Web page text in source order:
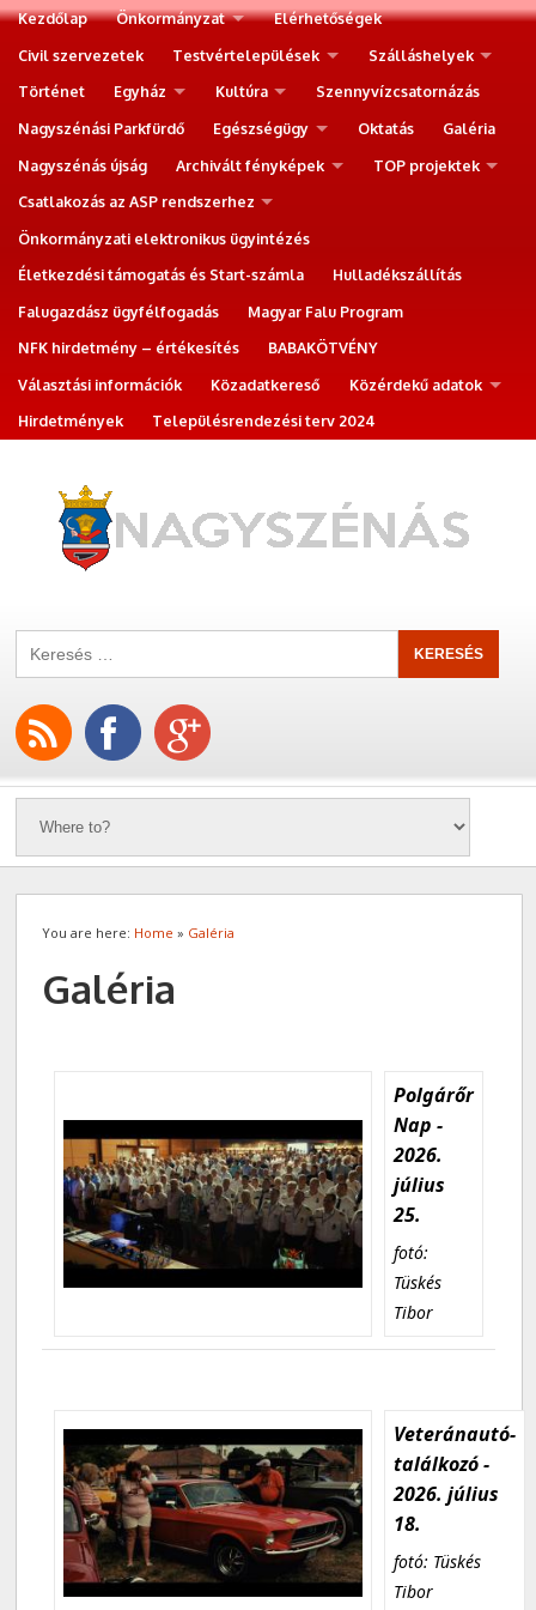
Kezdőlap Önkormányzat
Elérhetőségek
Civil szervezetek
Testvértelepülések
Szálláshelyek
Történet
Egyház Kultúra
Szennyvízcsatornázás
Nagyszénási Parkfürdő
Egészségügy Oktatás
Galéria
Nagyszénás újság
Archivált fényképek
TOP projektek
Csatlakozás az ASP rendszerhez
Önkormányzati elektronikus ügyintézés
Életkezdési támogatás és Start-számla
Hulladékszállítás
Falugazdász ügyfélfogadás
Magyar Falu Program
NFK hirdetmény – értékesítés
BABAKÖTVÉNY
Választási információk
Közadatkereső
Közérdekű adatok
Hirdetmények
Településrendezési terv 2024
You are here: Home » Galéria
Galéria
Polgárőr
Nap -
2026.
július
25.
fotó:
Tüskés
Tibor
Veteránautó-
találkozó -
2026. július
18.
fotó: Tüskés
Tibor